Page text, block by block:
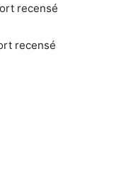
recensé
recensé